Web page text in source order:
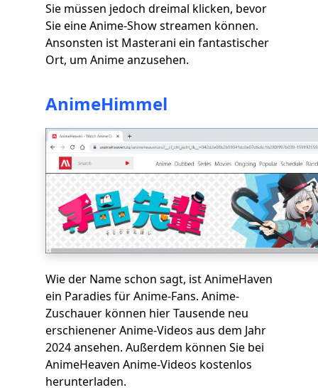
Sie müssen jedoch dreimal klicken, bevor
Sie eine Anime-Show streamen können.
Ansonsten ist Masterani ein fantastischer
Ort, um Anime anzusehen.
AnimeHimmel
Wie der Name schon sagt, ist AnimeHaven
ein Paradies für Anime-Fans. Anime-
Zuschauer können hier Tausende neu
erschienener Anime-Videos aus dem Jahr
2024 ansehen. Außerdem können Sie bei
AnimeHeaven Anime-Videos kostenlos
herunterladen.